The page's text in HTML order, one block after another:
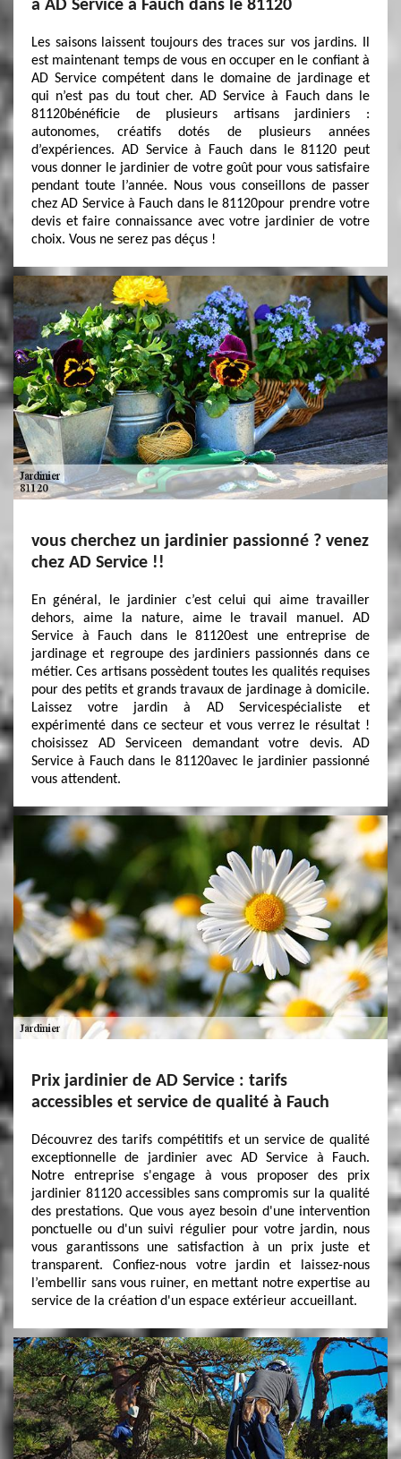
à AD Service à Fauch dans le 81120
Les saisons laissent toujours des traces sur vos jardins. Il
est maintenant temps de vous en occuper en le confiant à
AD Service compétent dans le domaine de jardinage et
qui n’est pas du tout cher. AD Service à Fauch dans le
81120bénéficie de plusieurs artisans jardiniers :
autonomes, créatifs dotés de plusieurs années
d’expériences. AD Service à Fauch dans le 81120 peut
vous donner le jardinier de votre goût pour vous satisfaire
pendant toute l’année. Nous vous conseillons de passer
chez AD Service à Fauch dans le 81120pour prendre votre
devis et faire connaissance avec votre jardinier de votre
choix. Vous ne serez pas déçus !
vous cherchez un jardinier passionné ? venez
chez AD Service !!
En général, le jardinier c’est celui qui aime travailler
dehors, aime la nature, aime le travail manuel. AD
Service à Fauch dans le 81120est une entreprise de
jardinage et regroupe des jardiniers passionnés dans ce
métier. Ces artisans possèdent toutes les qualités requises
pour des petits et grands travaux de jardinage à domicile.
Laissez votre jardin à AD Servicespécialiste et
expérimenté dans ce secteur et vous verrez le résultat !
choisissez AD Serviceen demandant votre devis. AD
Service à Fauch dans le 81120avec le jardinier passionné
vous attendent.
Prix jardinier de AD Service : tarifs
accessibles et service de qualité à Fauch
Découvrez des tarifs compétitifs et un service de qualité
exceptionnelle de jardinier avec AD Service à Fauch.
Notre entreprise s'engage à vous proposer des prix
jardinier 81120 accessibles sans compromis sur la qualité
des prestations. Que vous ayez besoin d'une intervention
ponctuelle ou d'un suivi régulier pour votre jardin, nous
vous garantissons une satisfaction à un prix juste et
transparent. Confiez-nous votre jardin et laissez-nous
l’embellir sans vous ruiner, en mettant notre expertise au
service de la création d'un espace extérieur accueillant.